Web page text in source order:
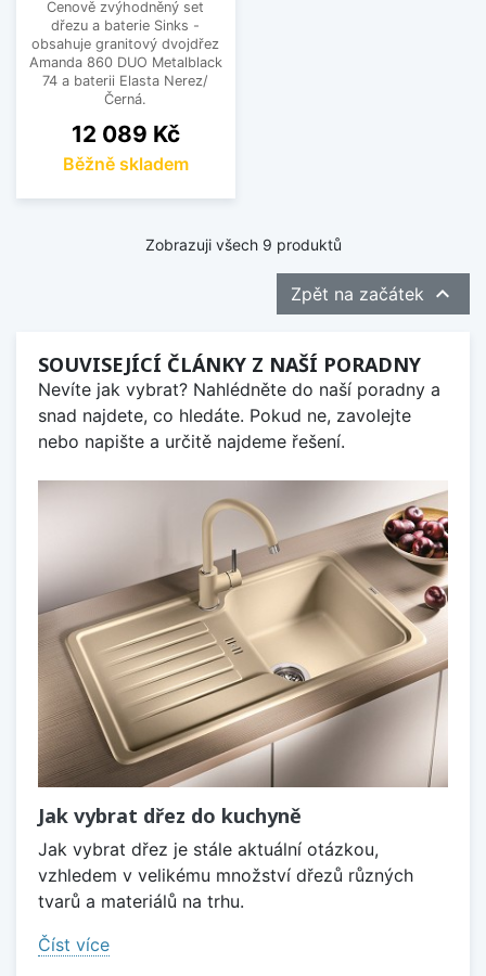
Cenově zvýhodněný set
dřezu a baterie Sinks -
obsahuje granitový dvojdřez
Amanda 860 DUO Metalblack
74 a baterii Elasta Nerez/
Černá.
Cena
12 089 Kč
Běžně skladem
Zobrazuji všech 9 produktů
Zpět na začátek 
SOUVISEJÍCÍ ČLÁNKY Z NAŠÍ PORADNY
Nevíte jak vybrat? Nahlédněte do naší poradny a
snad najdete, co hledáte. Pokud ne, zavolejte
nebo napište a určitě najdeme řešení.
Jak vybrat dřez do kuchyně
Jak vybrat dřez je stále aktuální otázkou,
vzhledem v velikému množství dřezů různých
tvarů a materiálů na trhu.
Číst více